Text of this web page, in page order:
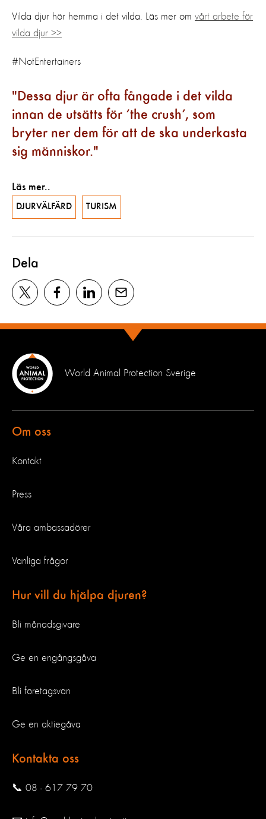
Vilda djur hör hemma i det vilda. Läs mer om vårt arbete för
vilda djur >>
#NotEntertainers
Dessa djur är ofta fångade i det vilda
innan de utsätts för ‘the crush’, som
bryter ner dem för att de ska underkasta
sig människor.
Läs mer..
DJURVÄLFÄRD TURISM
Dela
World Animal Protection Sverige
Om oss
Kontakt
Press
Våra ambassadörer
Vanliga frågor
Hur vill du hjälpa djuren?
Bli månadsgivare
Ge en engångsgåva
Bli företagsvän
Ge en aktiegåva
Kontakta oss
📞 08 - 617 79 70